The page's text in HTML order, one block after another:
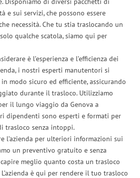
e sui servizi, che possono essere
necessità. Che tu stia traslocando un
qualche scatola, siamo qui per
è l’esperienza e l’efficienza dei
i nostri esperti manutentori si
modo sicuro ed efficiente, assicurando
durante il trasloco. Utilizziamo
il lungo viaggio da Genova a
dipendenti sono esperti e formati per
trasloco senza intoppi.
l’azienda per ulteriori informazioni sui
un preventivo gratuito e senza
meglio quanto costa un trasloco
è qui per rendere il tuo trasloco